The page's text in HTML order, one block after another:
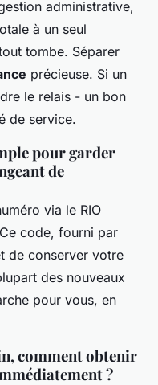
administrative,
à un seul
tombe. Séparer
précieuse. Si un
le relais - un bon
de service.
pour garder
de
via le RIO
code, fourni par
de conserver votre
des nouveaux
pour vous, en
comment obtenir
?